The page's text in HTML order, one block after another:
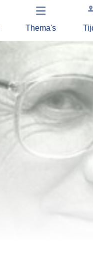
Thema's